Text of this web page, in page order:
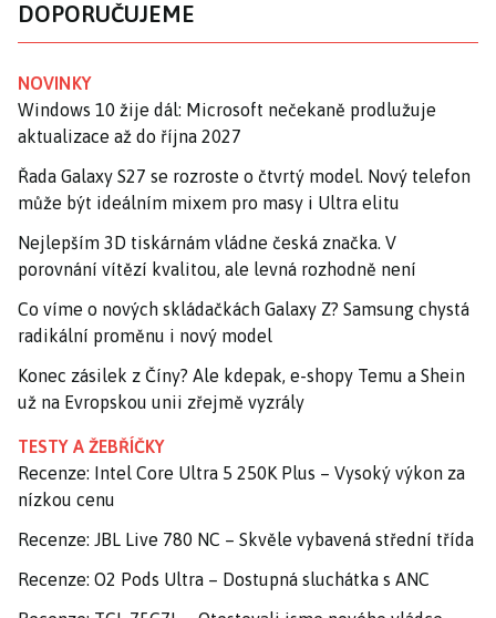
DOPORUČUJEME
NOVINKY
Windows 10 žije dál: Microsoft nečekaně prodlužuje
aktualizace až do října 2027
Řada Galaxy S27 se rozroste o čtvrtý model. Nový telefon
může být ideálním mixem pro masy i Ultra elitu
Nejlepším 3D tiskárnám vládne česká značka. V
porovnání vítězí kvalitou, ale levná rozhodně není
Co víme o nových skládačkách Galaxy Z? Samsung chystá
radikální proměnu i nový model
Konec zásilek z Číny? Ale kdepak, e-shopy Temu a Shein
už na Evropskou unii zřejmě vyzrály
TESTY A ŽEBŘÍČKY
Recenze: Intel Core Ultra 5 250K Plus – Vysoký výkon za
nízkou cenu
Recenze: JBL Live 780 NC – Skvěle vybavená střední třída
Recenze: O2 Pods Ultra – Dostupná sluchátka s ANC